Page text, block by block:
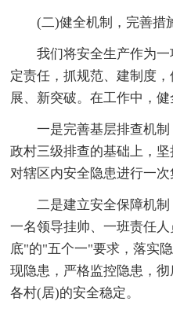
(二)健全机制，完善措
我们将安全生产作为一
定责任，抓规范、建制度
展、新突破。在工作中，健
一是完善基层排查机
政村三级排查的基础上，
对辖区内安全隐患进行一次
二是建立安全保障机制
一名领导挂帅、一班责任
底"的"五个一"要求，落实
现隐患，严格监控隐患，彻
各村(居)的安全稳定。